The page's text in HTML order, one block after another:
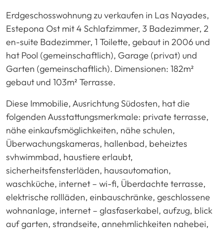
Erdgeschosswohnung zu verkaufen in Las Nayades,
Estepona Ost mit 4 Schlafzimmer, 3 Badezimmer, 2
en-suite Badezimmer, 1 Toilette, gebaut in 2006 und
hat Pool (gemeinschaftlich), Garage (privat) und
Garten (gemeinschaftlich). Dimensionen: 182m²
gebaut und 103m² Terrasse.
Diese Immobilie, Ausrichtung Südosten, hat die
folgenden Ausstattungsmerkmale: private terrasse,
nähe einkaufsmöglichkeiten, nähe schulen,
Überwachungskameras, hallenbad, beheiztes
svhwimmbad, haustiere erlaubt,
sicherheitsfensterläden, hausautomation,
waschküche, internet – wi-fi, Überdachte terrasse,
elektrische rollläden, einbauschränke, geschlossene
wohnanlage, internet – glasfaserkabel, aufzug, blick
auf garten, strandseite, annehmlichkeiten nahebei,